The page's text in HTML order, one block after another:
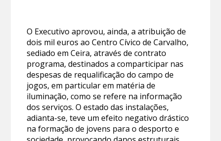
O Executivo aprovou, ainda, a atribuição de
dois mil euros ao Centro Cívico de Carvalho,
sediado em Ceira, através de contrato
programa, destinados a comparticipar nas
despesas de requalificação do campo de
jogos, em particular em matéria de
iluminação, como se refere na informação
dos serviços. O estado das instalações,
adianta-se, teve um efeito negativo drástico
na formação de jovens para o desporto e